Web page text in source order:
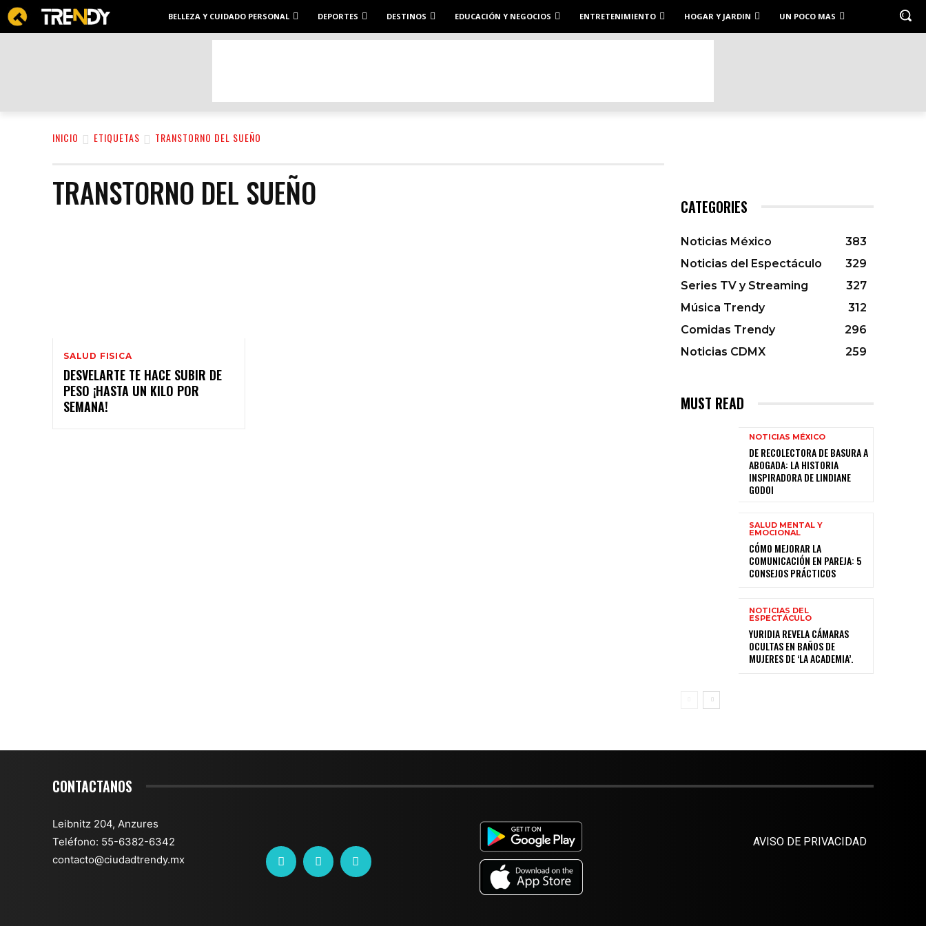
BELLEZA Y CUIDADO PERSONAL DEPORTES DESTINOS EDUCACIÓN Y NEGOCIOS ENTRETENIMIENTO HOGAR Y JARDIN UN POCO MAS
INICIO ETIQUETAS TRANSTORNO DEL SUEÑO
TRANSTORNO DEL SUEÑO
SALUD FISICA
DESVELARTE TE HACE SUBIR DE
PESO ¡HASTA UN KILO POR
SEMANA!
CATEGORIES
Noticias México
383
Noticias del Espectáculo
329
Series TV y Streaming
327
Música Trendy
312
Comidas Trendy
296
Noticias CDMX
259
MUST READ
NOTICIAS MÉXICO
DE RECOLECTORA DE BASURA A
ABOGADA: LA HISTORIA
INSPIRADORA DE LINDIANE
GODOI
SALUD MENTAL Y
EMOCIONAL
CÓMO MEJORAR LA
COMUNICACIÓN EN PAREJA: 5
CONSEJOS PRÁCTICOS
NOTICIAS DEL
ESPECTÁCULO
YURIDIA REVELA CÁMARAS
OCULTAS EN BAÑOS DE
MUJERES DE ‘LA ACADEMIA’.
CONTACTANOS
Leibnitz 204, Anzures
Teléfono: 55-6382-6342
contacto@ciudadtrendy.mx
AVISO DE PRIVACIDAD